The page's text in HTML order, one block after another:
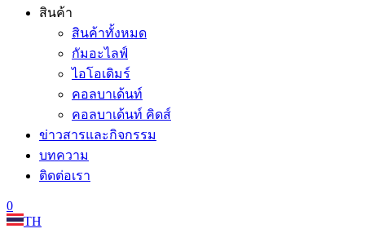
สินค้า
สินค้าทั้งหมด
กัมอะไลฟ์
ไอโอเดิมร์
คอลบาเด้นท์
คอลบาเด้นท์ คิดส์
ข่าวสารและกิจกรรม
บทความ
ติดต่อเรา
0
TH